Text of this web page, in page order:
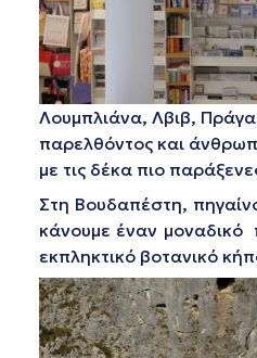
Λουμπλιάνα, Λβιβ,
παρελθόντος και
με τις δέκα πιο
Στη Βουδαπέστη,
κάνουμε έναν μοναδικό
εκπληκτικό βοτανικό